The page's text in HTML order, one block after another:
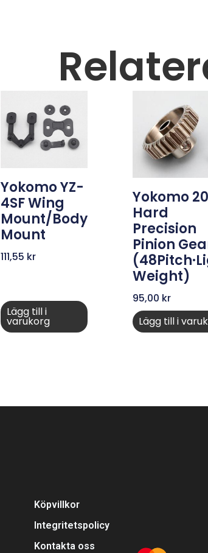
Yokomo YZ-
4SF Wing
Mount/Body
Mount
111,55 kr
Lägg till i
varukorg
Yokomo
Hard
Precision
Pinion
Weight)
95,00 kr
Lägg till i
Köpvillkor
Integritetspolicy
Kontakta oss